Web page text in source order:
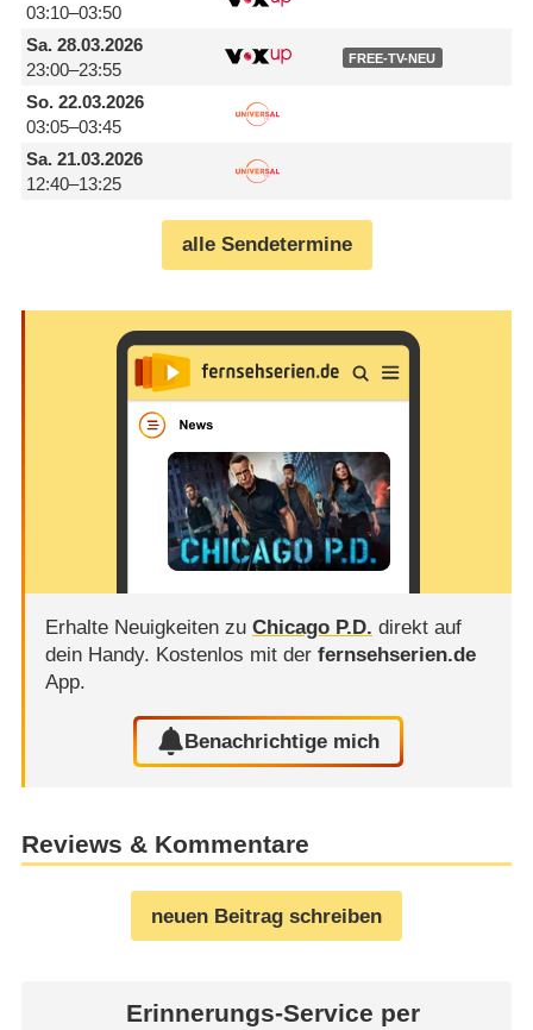
03:10–03:50
Sa.28.03.2026
23:00–23:55
FREE-TV-NEU
So.22.03.2026
03:05–03:45
Sa.21.03.2026
12:40–13:25
alle Sendetermine
Erhalte Neuigkeiten zu Chicago P.D. direkt auf
dein Handy. Kostenlos mit der fernsehserien.de
App.
Benachrichtige mich
Reviews & Kommentare
neuen Beitrag schreiben
Erinnerungs-Service per